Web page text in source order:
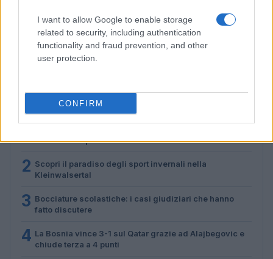
I want to allow Google to enable storage
related to security, including authentication
functionality and fraud prevention, and other
user protection.
CONFIRM
Don Antonio Mazzi: l’ultimo saluto a Milano tra
emozioni e canti
Marco Tessari · 3 Ago 2026
PIÙ LETTI
Innovazione per un Futuro Sostenibile
2 Scopri il paradiso degli sport invernali nella
Kleinwalsertal
3 Bocciature scolastiche: i casi giudiziari che hanno
fatto discutere
4 La Bosnia vince 3-1 sul Qatar grazie ad Alajbegovic e
chiude terza a 4 punti